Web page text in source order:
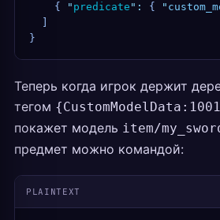
    {
" predicate " : { "
}
Теперь когда игрок держит
тегом
покажет модель item/
предмет можно командой:
PLAINTEXT